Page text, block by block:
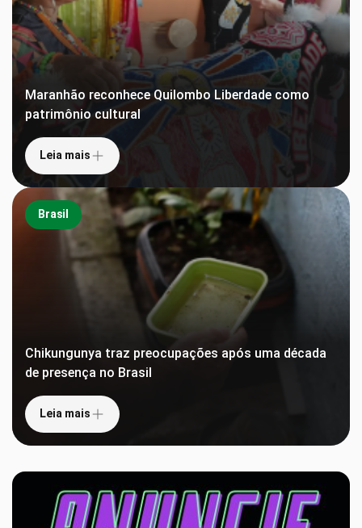
Maranhão reconhece Quilombo Liberdade como
patrimônio cultural
Leia mais
Brasil
Chikungunya traz preocupações após uma década
de presença no Brasil
Leia mais